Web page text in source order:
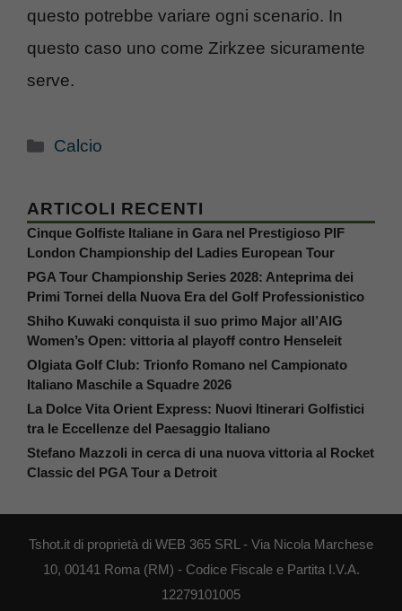
questo potrebbe variare ogni scenario. In
questo caso uno come Zirkzee sicuramente
serve.
Categorie
Calcio
ARTICOLI RECENTI
Cinque Golfiste Italiane in Gara nel Prestigioso PIF
London Championship del Ladies European Tour
PGA Tour Championship Series 2028: Anteprima dei
Primi Tornei della Nuova Era del Golf Professionistico
Shiho Kuwaki conquista il suo primo Major all’AIG
Women’s Open: vittoria al playoff contro Henseleit
Olgiata Golf Club: Trionfo Romano nel Campionato
Italiano Maschile a Squadre 2026
La Dolce Vita Orient Express: Nuovi Itinerari Golfistici
tra le Eccellenze del Paesaggio Italiano
Stefano Mazzoli in cerca di una nuova vittoria al Rocket
Classic del PGA Tour a Detroit
Tshot.it di proprietà di WEB 365 SRL - Via Nicola Marchese
10, 00141 Roma (RM) - Codice Fiscale e Partita I.V.A.
12279101005